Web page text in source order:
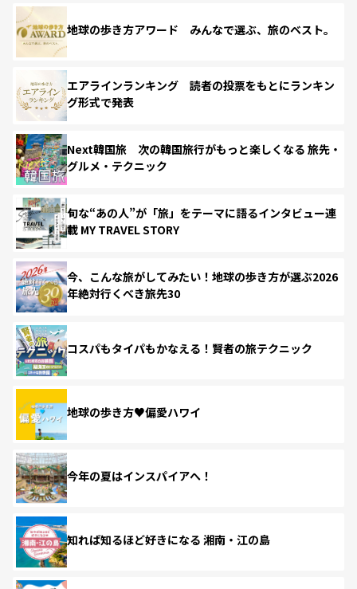
地球の歩き方アワード みんなで選ぶ、旅のベスト。
エアラインランキング 読者の投票をもとにランキン
グ形式で発表
Next韓国旅 次の韓国旅行がもっと楽しくなる 旅先・
グルメ・テクニック
旬な“あの人”が「旅」をテーマに語るインタビュー連
載 MY TRAVEL STORY
今、こんな旅がしてみたい！地球の歩き方が選ぶ2026
年絶対行くべき旅先30
コスパもタイパもかなえる！賢者の旅テクニック
地球の歩き方♥偏愛ハワイ
今年の夏はインスパイアへ！
知れば知るほど好きになる 湘南・江の島